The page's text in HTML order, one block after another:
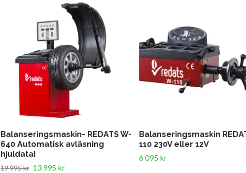
Balanseringsmaskin- REDATS W-
640 Automatisk avläsning
hjuldata!
19 995 kr 13 995 kr
Balanseringsmaskin
110 230V eller 12V
6 095 kr